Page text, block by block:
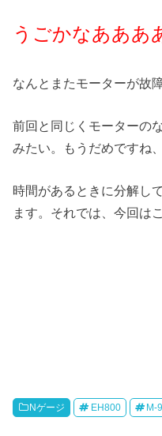
うごかなあああ
なんとまたモーターが故
前回と同じくモーターの
みたい。もうだめですね
時間があるときに分解し
ます。それでは、今回は
Nゲージ EH800 M-9